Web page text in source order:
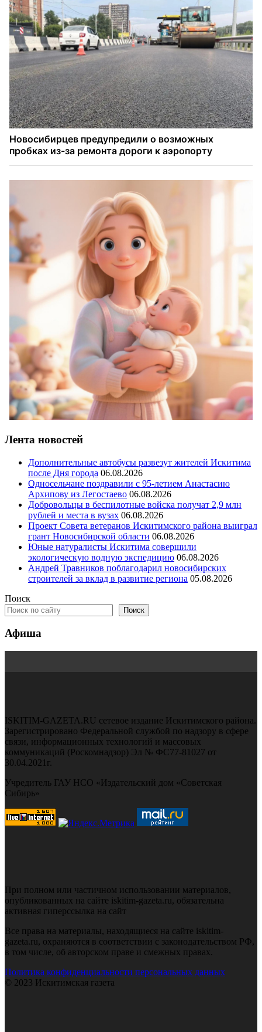
Лента новостей
Дополнительные автобусы развезут жителей Искитима
после Дня города 06.08.2026
Односельчане поздравили с 95-летием Анастасию
Архипову из Легостаево 06.08.2026
Добровольцы в беспилотные войска получат 2,9 млн
рублей и места в вузах 06.08.2026
Проект Совета ветеранов Искитимского района выиграл
грант Новосибирской области 06.08.2026
Юные натуралисты Искитима совершили
экологическую водную экспедицию 06.08.2026
Андрей Травников поблагодарил новосибирских
строителей за вклад в развитие региона 05.08.2026
Поиск
Поиск
Афиша
ISKITIM-GAZETA.RU сетевое издание Искитимского района.
Зарегистрировано Федеральной службой по надзору в сфере
связи, информационных технологий и массовых
коммуникаций (Роскомнадзор) Эл № ФС77-81027 от
30.04.2021г.
Учредитель ГАУ НСО «Издательский дом «Советская
Сибирь»
При полном или частичном использовании материалов,
опубликованных на сайте iskitim-gazeta.ru, обязательна
активная гиперссылка на сайт
Все права на материалы, находящиеся на сайте iskitim-
gazeta.ru, охраняются в соответствии с законодательством РФ,
в том числе, об авторском праве и смежных правах.
Политика конфиденциальности персональных данных
© 2023 Искитимская газета